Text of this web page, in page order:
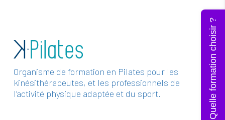
Organisme de formation en Pilates pour les
kinésithérapeutes, et les professionnels de
l’activité physique adaptée et du sport.
Quelle formation choisir ?